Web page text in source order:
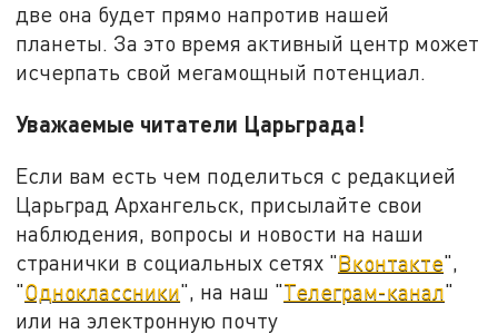
две она будет прямо напротив нашей
планеты. За это время активный центр может
исчерпать свой мегамощный потенциал.
Уважаемые читатели Царьграда!
Если вам есть чем поделиться с редакцией
Царьград Архангельск, присылайте свои
наблюдения, вопросы и новости на наши
странички в социальных сетях "Вконтакте",
"Одноклассники", на наш "Телеграм-канал"
или на электронную почту